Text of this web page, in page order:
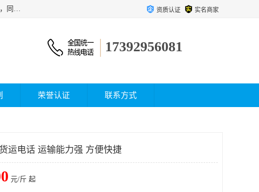
西安福鸿祥物流有限公司成立于2021年，位于陕西省西安市灞桥区，公司主要从事国内货物运输代理、装卸搬运等一般项目，同时具备道路货物运输（不含危险货物）的许可资质。凭借专业的物流服务和*的运输能力，公司致力于为客户提供安全、可靠的物流解决方案，满足多样化的运输需求，助力企业*运营。 资质认证 实名商家
17392956081
荣誉认证 联系方式
运电话 运输能力强 方便快捷
元/斤 起